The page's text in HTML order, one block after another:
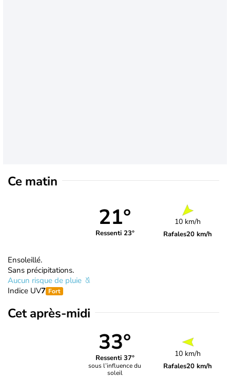
Ce matin
21°
Ressenti 23°
10 km/h
Rafales20 km/h
Ensoleillé.
Sans précipitations.
Aucun risque de pluie
Indice UV7 Fort
Cet après-midi
33°
Ressenti 37°
sous l’influence du
soleil
10 km/h
Rafales20 km/h